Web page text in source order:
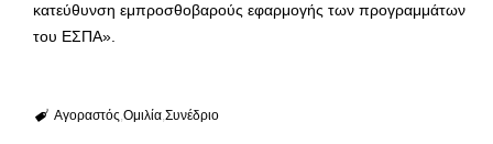
κατεύθυνση εμπροσθοβαρούς εφαρμογής των προγραμμάτων
του ΕΣΠΑ».
Αγοραστός Ομιλία Συνέδριο